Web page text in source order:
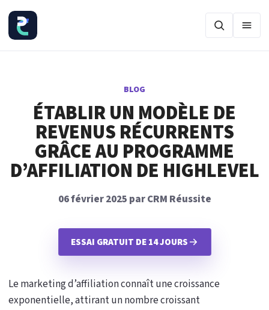
BLOG
ÉTABLIR UN MODÈLE DE
REVENUS RÉCURRENTS
GRÂCE AU PROGRAMME
D’AFFILIATION DE HIGHLEVEL
06 février 2025 par CRM Réussite
ESSAI GRATUIT DE 14 JOURS
Le marketing d’affiliation connaît une croissance
exponentielle, attirant un nombre croissant